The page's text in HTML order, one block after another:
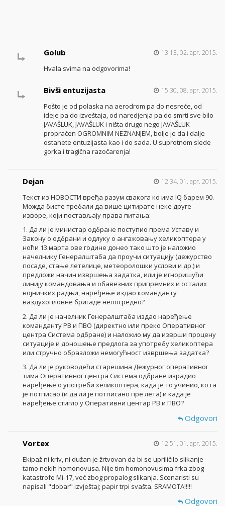
Golub 13:13, 02. apr. 2015.
Hvala svima na odgovorima!
Bivši entuzijasta 15:30, 08. apr. 2015.
Pošto je od polaska na aerodrom pa do nesreće, od
ideje pa do izveštaja, od naredjenja pa do smrti sve bilo
JAVAŠLUK, JAVAŠLUK i ništa drugo nego JAVAŠLUK
propraćen OGROMNIM NEZNANJEM, bolje je da i dalje
ostanete entuzijasta kao i do sada. U suprotnom slede
gorka i tragična razočarenja!
Dejan 12:34, 01. apr. 2015.
Текст из НОВОСТИ вређа разум свакога ко има IQ барем 90.
Можда бисте требали да више цитирате неке друге
изворе, који постављају права питања:
1. Да ли је министар одбране поступио према Уставу и
Закону о одбрани и одлуку о ангажовању хеликоптера у
ноћи 13.марта ове године донео тако што је наложио
начелнику Генералштаба да проучи ситуацију (дежурство
посаде, стање летелице, метеоролошки услови и др.) и
предложи начин извршења задатка, или је игноришући
линију командовања и обавезних припремних и осталих
војничких радњи, наређење издао команданту
ваздухопловне бригаде непосредно?
2. Да ли је начелник Генералштаба издао наређење
команданту РВ и ПВО (директно или преко Оперативног
центра Система одбране) и наложио му да изврши процену
ситуације и доношење предлога за употребу хеликоптера
или стручно образложи немогућност извршења задатка?
3. Да ли је руководећи старешина Дежурног оперативног
тима Оперативног центра Система одбране израдио
наређење о употреби хеликоптера, када је то учинио, ко га
је потписао (и да ли је потписано пре лета) и када је
наређење стигло у Оперативни центар РВ и ПВО?
Odgovori
Vortex 12:51, 01. apr. 2015.
Ekipaž ni kriv, ni dužan je žrtvovan da bi se upriličilo slikanje
tamo nekih homonovusa. Nije tim homonovusima frka zbog
katastrofe Mi-17, već zbog propalog slikanja. Scenaristi su
napisali "dobar" izvještaj; papir trpi svašta. SRAMOTA!!!!!
Odgovori